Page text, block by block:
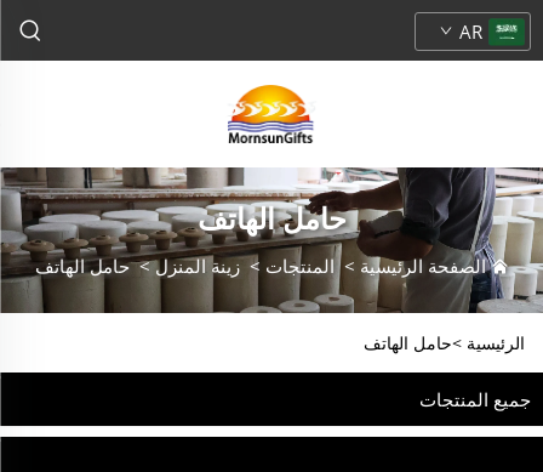
AR
حامل الهاتف
الصفحة الرئيسية > المنتجات >زينة المنزل>حامل الهاتف
الرئيسية >حامل الهاتف
جميع المنتجات